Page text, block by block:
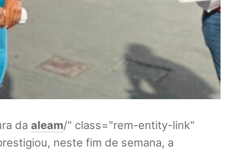
da aleam/" class="rem-entity-link"
neste fim de semana, a